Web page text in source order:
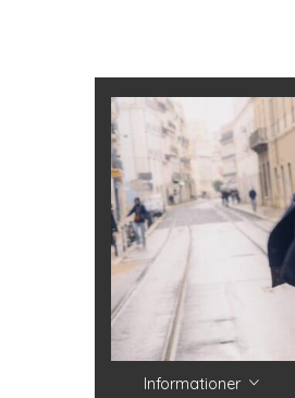
Informationer